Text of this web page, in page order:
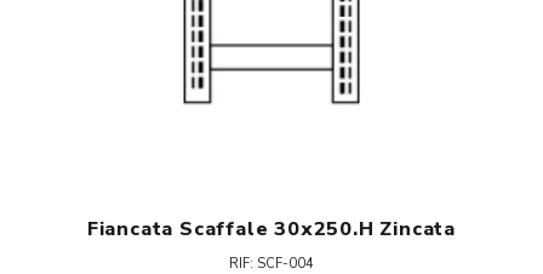
Fiancata Scaffale 30x250.h Zincata
RIF: SCF-004